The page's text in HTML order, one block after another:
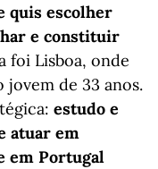
quis escolher
e constituir
foi Lisboa, onde
jovem de 33 anos.
estudo e
atuar em
em Portugal